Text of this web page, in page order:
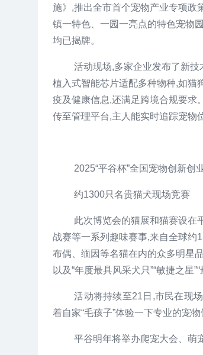
施》,推出全市首个宠物产业专项政
镇一特色、一园一亮点的特色宠物
均已揭牌。
活动现场,多家企业发布了新
植入式智能芯片适配多种物种,如猫
疫及健康信息,还满足跨境合规要求
传至管理平台,主人能实时追踪宠物
2025“平谷杯”全国宠物创新创
约1300只名贵猫犬现场竞赛
此次博览会的猫展和猫赛设在
战赛等一系列趣味赛事,来自全球约
布偶、缅因等名猫在内的众多明星
以及“年度最具风采犬只”“敏捷之星
活动将持续至21日,市民在现
着自家“毛孩子”体验一下专业的宠物
平谷明年将举办爬宠大会、萌